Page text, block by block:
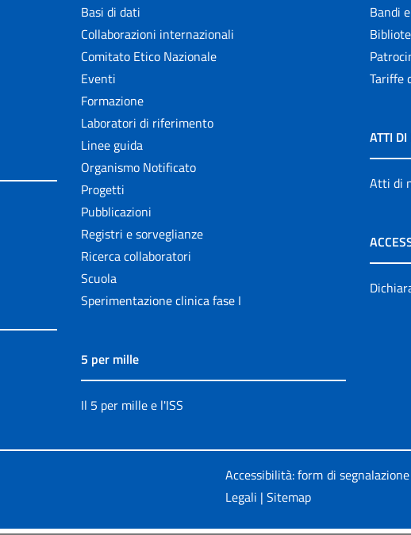
Basi di dati
Collaborazioni internazionali
Comitato Etico Nazionale
Eventi
Formazione
Laboratori di riferimento
Linee guida
Organismo Notificato
Progetti
Pubblicazioni
Registri e sorveglianze
Ricerca collaboratori
Scuola
Sperimentazione clinica fase I
5 per mille
Il 5 per mille e l'ISS
Bandi
Tariffe
ATTI
Atti di
Accessibilità: form di
Legali | Sitemap